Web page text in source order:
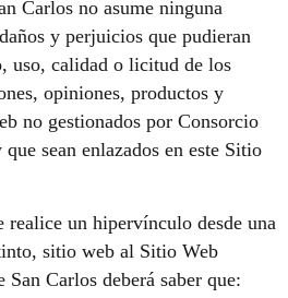
Carlos no asume ninguna
y perjuicios que pudieran
uso, calidad o licitud de los
opiniones, productos y
no gestionados por Consorcio
sean enlazados en este Sitio
un hipervínculo desde una
sitio web al Sitio Web
Carlos deberá saber que: